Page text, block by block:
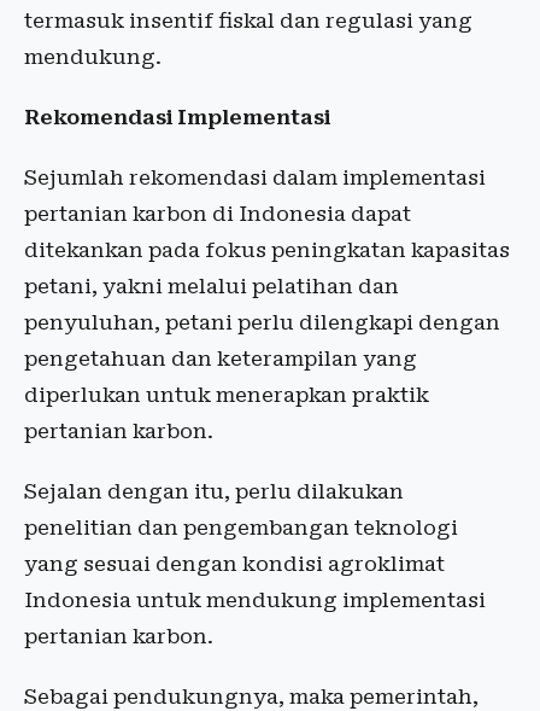
termasuk insentif fiskal dan regulasi yang
mendukung.
Rekomendasi Implementasi
Sejumlah rekomendasi dalam implementasi
pertanian karbon di Indonesia dapat
ditekankan pada fokus peningkatan kapasitas
petani, yakni melalui pelatihan dan
penyuluhan, petani perlu dilengkapi dengan
pengetahuan dan keterampilan yang
diperlukan untuk menerapkan praktik
pertanian karbon.
Sejalan dengan itu, perlu dilakukan
penelitian dan pengembangan teknologi
yang sesuai dengan kondisi agroklimat
Indonesia untuk mendukung implementasi
pertanian karbon.
Sebagai pendukungnya, maka pemerintah,